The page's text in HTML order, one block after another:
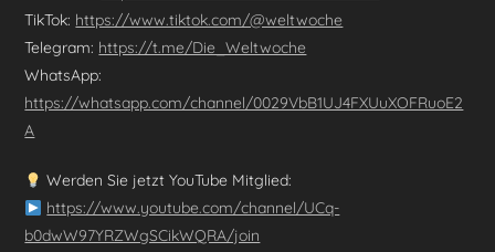
TikTok: https://www.tiktok.com/@weltwoche
Telegram: https://t.me/Die_Weltwoche
WhatsApp:
https://whatsapp.com/channel/0029VbB1UJ4FXUuXOFRuoE2
A
Werden Sie jetzt YouTube Mitglied:
https://www.youtube.com/channel/UCq-
b0dwW97YRZWgSCikWQRA/join